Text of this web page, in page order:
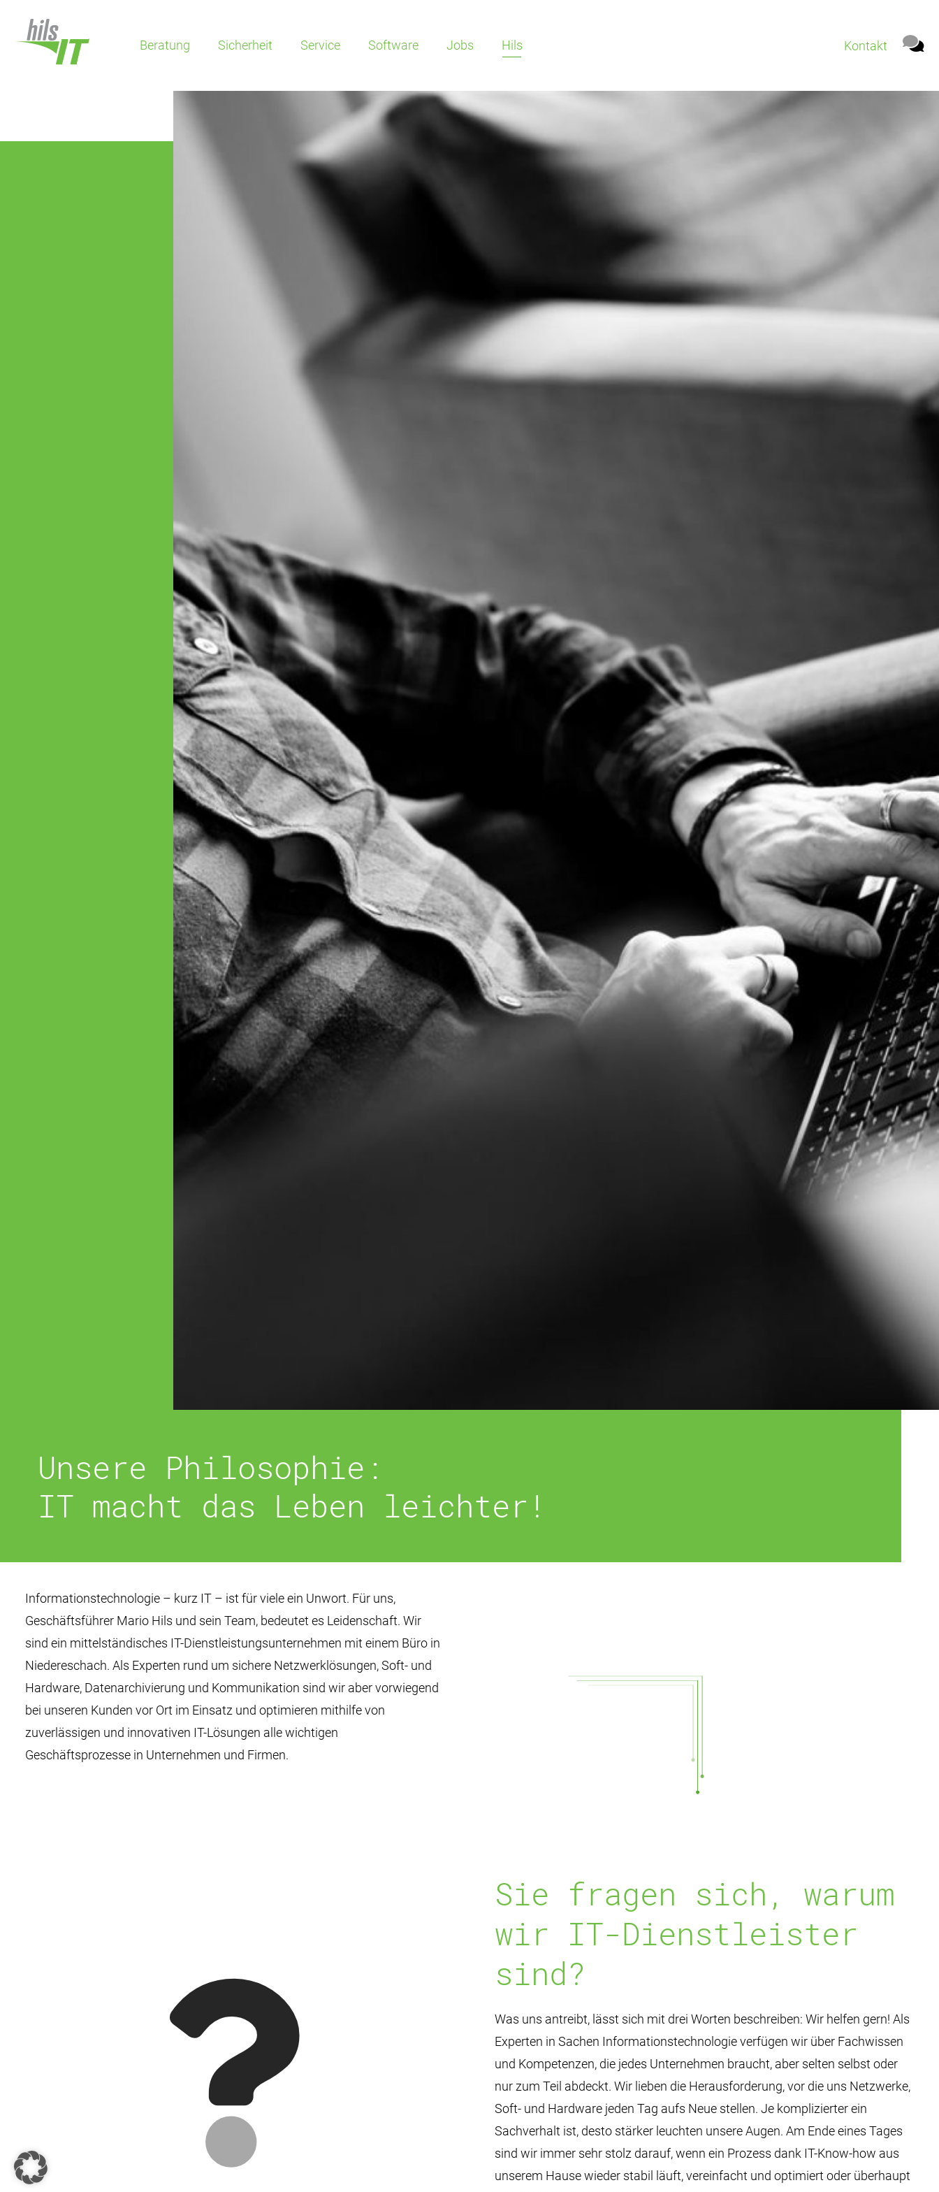
Beratung Sicherheit Service Software Jobs Hils Kontakt
Unsere Philosophie:
IT macht das Leben leichter!
Informationstechnologie – kurz IT – ist für viele ein Unwort. Für uns,
Geschäftsführer Mario Hils und sein Team, bedeutet es Leidenschaft. Wir
sind ein mittelständisches IT-Dienstleistungsunternehmen mit einem Büro in
Niedereschach. Als Experten rund um sichere Netzwerklösungen, Soft- und
Hardware, Datenarchivierung und Kommunikation sind wir aber vorwiegend
bei unseren Kunden vor Ort im Einsatz und optimieren mithilfe von
zuverlässigen und innovativen IT-Lösungen alle wichtigen
Geschäftsprozesse in Unternehmen und Firmen.
Sie fragen sich, warum
wir IT-Dienstleister
sind?
Was uns antreibt, lässt sich mit drei Worten beschreiben: Wir helfen gern! Als
Experten in Sachen Informationstechnologie verfügen wir über Fachwissen
und Kompetenzen, die jedes Unternehmen braucht, aber selten selbst oder
nur zum Teil abdeckt. Wir lieben die Herausforderung, vor die uns Netzwerke,
Soft- und Hardware jeden Tag aufs Neue stellen. Je komplizierter ein
Sachverhalt ist, desto stärker leuchten unsere Augen. Am Ende eines Tages
sind wir immer sehr stolz darauf, wenn ein Prozess dank IT-Know-how aus
unserem Hause wieder stabil läuft, vereinfacht und optimiert oder überhaupt